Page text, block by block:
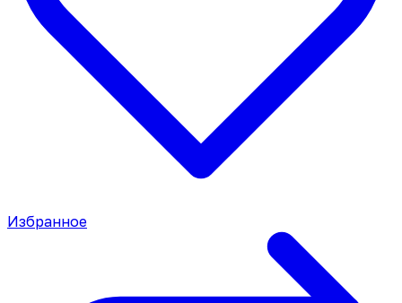
Избранное